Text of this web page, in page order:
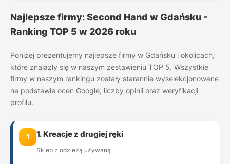
Najlepsze firmy: Second Hand w Gdańsku -
Ranking TOP 5 w 2026 roku
Poniżej prezentujemy najlepsze firmy w Gdańsku i okolicach,
które znalazły się w naszym zestawieniu TOP 5. Wszystkie
firmy w naszym rankingu zostały starannie wyselekcjonowane
na podstawie ocen Google, liczby opinii oraz weryfikacji
profilu.
1 1. Kreacje z drugiej ręki
Sklep z odzieżą używaną